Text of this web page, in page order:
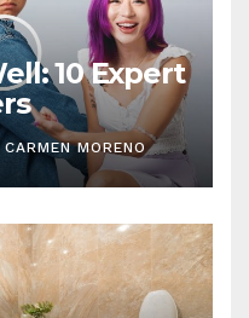
10 Expert
CARMEN MORENO